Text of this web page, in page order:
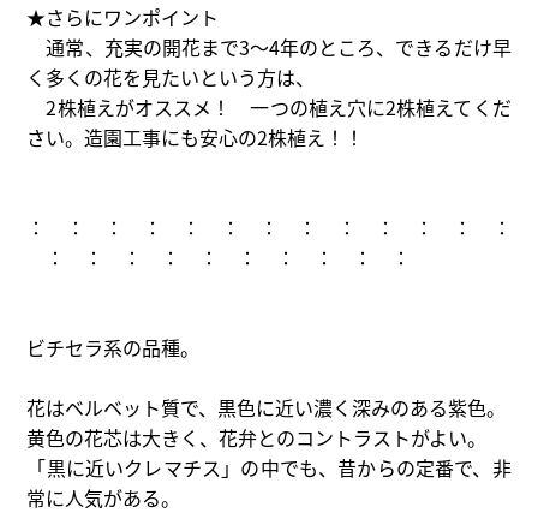
★さらにワンポイント
通常、充実の開花まで3～4年のところ、できるだけ早
く多くの花を見たいという方は、
2株植えがオススメ！ 一つの植え穴に2株植えてくだ
さい。造園工事にも安心の2株植え！！
： ： ： ： ： ： ： ： ： ： ： ： ：
： ： ： ： ： ： ： ： ： ：
ビチセラ系の品種。
花はベルベット質で、黒色に近い濃く深みのある紫色。
黄色の花芯は大きく、花弁とのコントラストがよい。
「黒に近いクレマチス」の中でも、昔からの定番で、非
常に人気がある。